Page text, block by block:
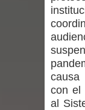
causa
con el
al